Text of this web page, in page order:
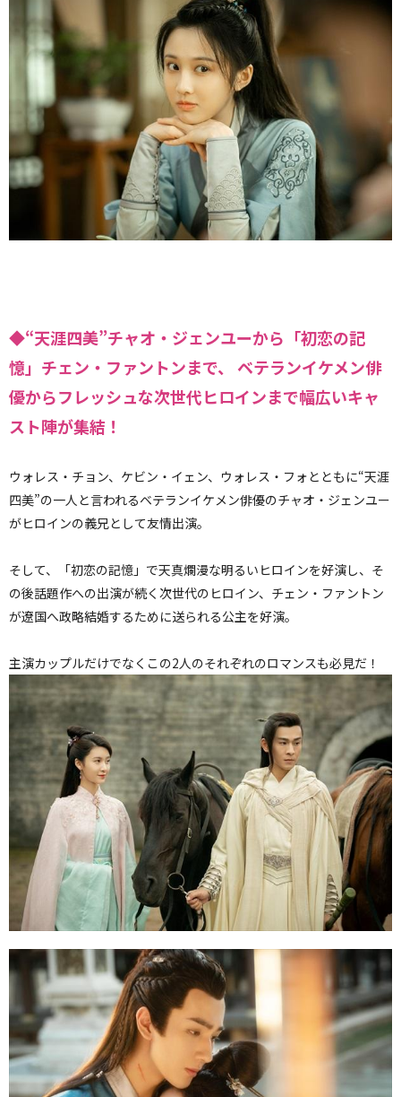
◆“天涯四美”チャオ・ジェンユーから「初恋の記
憶」チェン・ファントンまで、 ベテランイケメン俳
優からフレッシュな次世代ヒロインまで幅広いキャ
スト陣が集結！
ウォレス・チョン、ケビン・イェン、ウォレス・フォとともに“天涯
四美”の一人と言われるベテランイケメン俳優のチャオ・ジェンユー
がヒロインの義兄として友情出演。
そして、「初恋の記憶」で天真爛漫な明るいヒロインを好演し、そ
の後話題作への出演が続く次世代のヒロイン、チェン・ファントン
が遼国へ政略結婚するために送られる公主を好演。
主演カップルだけでなくこの2人のそれぞれのロマンスも必見だ！